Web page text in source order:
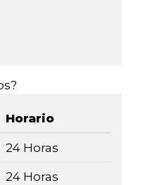
Horario
24 Horas
24 Horas